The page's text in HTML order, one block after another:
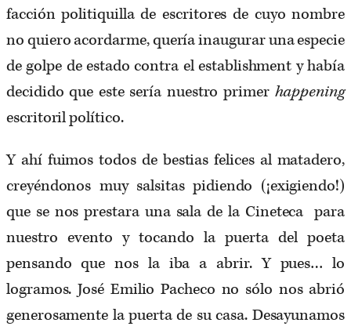
facción politiquilla de escritores de cuyo nombre
no quiero acordarme, quería inaugurar una especie
de golpe de estado contra el establishment y había
decidido que este sería nuestro primer happening
escritoril político.
Y ahí fuimos todos de bestias felices al matadero,
creyéndonos muy salsitas pidiendo (¡exigiendo!)
que se nos prestara una sala de la Cineteca para
nuestro evento y tocando la puerta del poeta
pensando que nos la iba a abrir. Y pues… lo
logramos. José Emilio Pacheco no sólo nos abrió
generosamente la puerta de su casa. Desayunamos